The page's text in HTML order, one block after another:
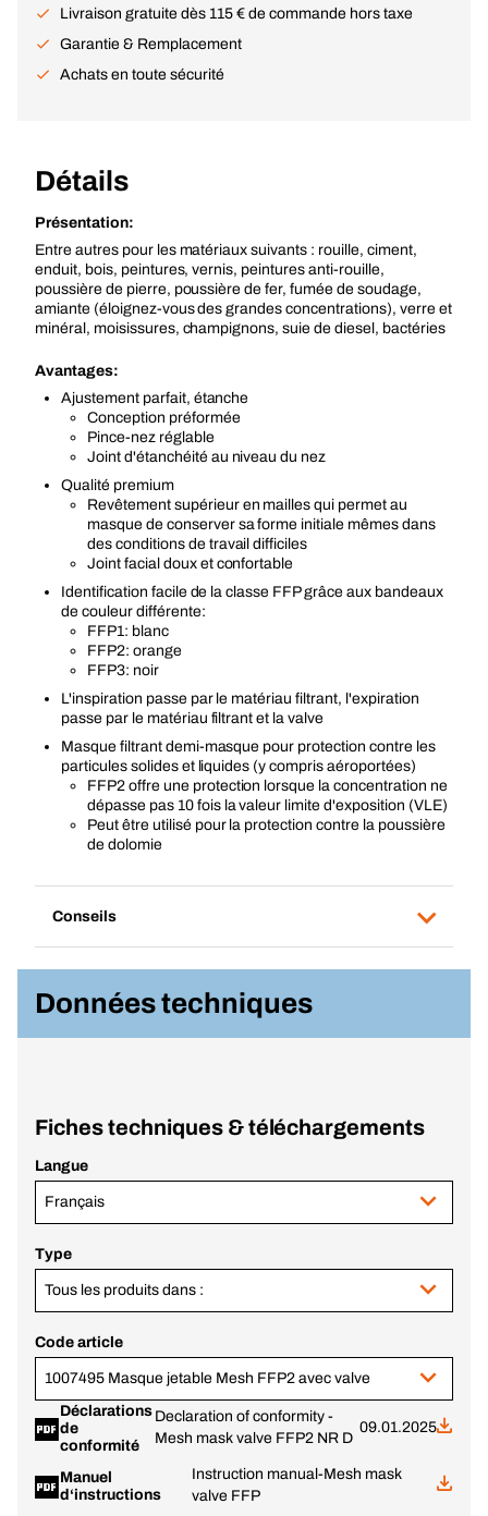
Livraison gratuite dès 115 € de commande hors taxe
Garantie & Remplacement
Achats en toute sécurité
Détails
Présentation:
Entre autres pour les matériaux suivants : rouille, ciment,
enduit, bois, peintures, vernis, peintures anti-rouille,
poussière de pierre, poussière de fer, fumée de soudage,
amiante (éloignez-vous des grandes concentrations), verre et
minéral, moisissures, champignons, suie de diesel, bactéries
Avantages:
Ajustement parfait, étanche
Conception préformée
Pince-nez réglable
Joint d'étanchéité au niveau du nez
Qualité premium
Revêtement supérieur en mailles qui permet au
masque de conserver sa forme initiale mêmes dans
des conditions de travail difficiles
Joint facial doux et confortable
Identification facile de la classe FFP grâce aux bandeaux
de couleur différente:
FFP1: blanc
FFP2: orange
FFP3: noir
L'inspiration passe par le matériau filtrant, l'expiration
passe par le matériau filtrant et la valve
Masque filtrant demi-masque pour protection contre les
particules solides et liquides (y compris aéroportées)
FFP2 offre une protection lorsque la concentration ne
dépasse pas 10 fois la valeur limite d'exposition (VLE)
Peut être utilisé pour la protection contre la poussière
de dolomie
Conseils
Données techniques
Fiches techniques & téléchargements
Langue
Français
Type
Tous les produits dans :
Code article
1007495 Masque jetable Mesh FFP2 avec valve
Déclarations
de
conformité
Declaration of conformity -
Mesh mask valve FFP2 NR D
09.01.2025
Manuel
d‘instructions
Instruction manual-Mesh mask
valve FFP